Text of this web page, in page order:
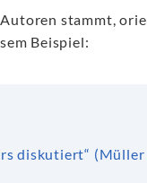
stammt,
Beispiel:
diskutiert“ (Müller